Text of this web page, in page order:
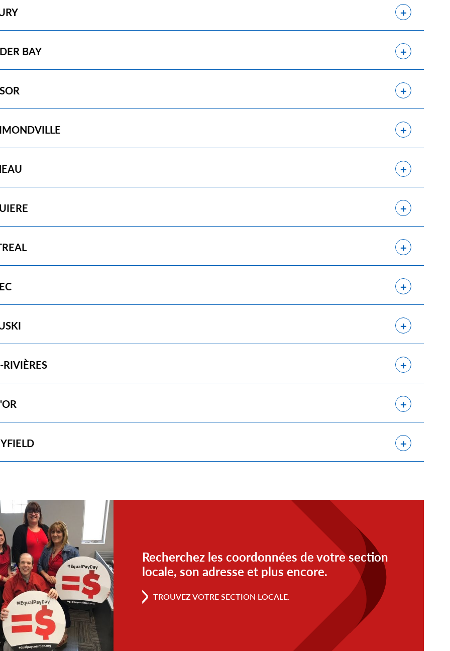
BAY
RIVIÈRES
Recherchez les coordonnées de votre section
locale, son adresse et plus encore.
TROUVEZ VOTRE SECTION LOCALE.